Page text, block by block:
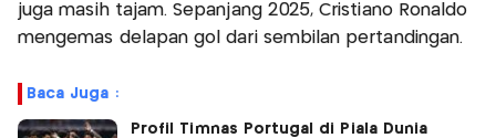
juga masih tajam. Sepanjang 2025, Cristiano Ronaldo
mengemas delapan gol dari sembilan pertandingan.
Baca Juga :
Profil Timnas Portugal di Piala Dunia